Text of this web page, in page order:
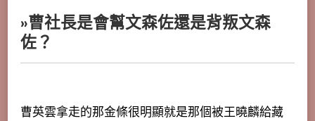
»曹社長是會幫文森佐還是背叛文森
佐？
曹英雲拿走的那金條很明顯就是那個被王曉麟給藏